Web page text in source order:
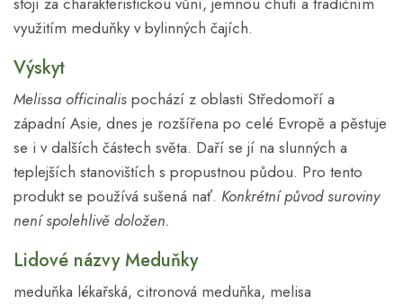
využitím meduňky v bylinných čajích.
Výskyt
Melissa officinalis pochází z oblasti Středomoří a
západní Asie, dnes je rozšířena po celé Evropě a pěstuje
se i v dalších částech světa. Daří se jí na slunných a
teplejších stanovištích s propustnou půdou. Pro tento
produkt se používá sušená nať. Konkrétní původ suroviny
není spolehlivě doložen.
Lidové názvy Meduňky
meduňka lékařská, citronová meduňka, melisa